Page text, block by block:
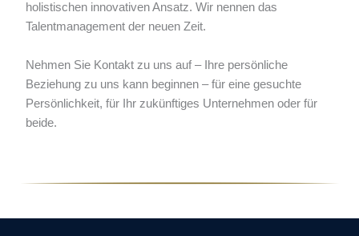
holistischen innovativen Ansatz. Wir nennen das
Talentmanagement der neuen Zeit.
Nehmen Sie Kontakt zu uns auf – Ihre persönliche
Beziehung zu uns kann beginnen – für eine gesuchte
Persönlichkeit, für Ihr zukünftiges Unternehmen oder für
beide.